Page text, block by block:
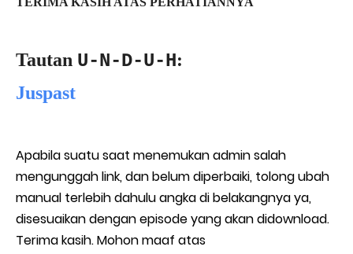
Tautan U-N-D-U-H:
Juspast
Apabila suatu saat menemukan admin salah
mengunggah link, dan belum diperbaiki, tolong ubah
manual terlebih dahulu angka di belakangnya ya,
disesuaikan dengan episode yang akan didownload.
Terima kasih. Mohon maaf atas